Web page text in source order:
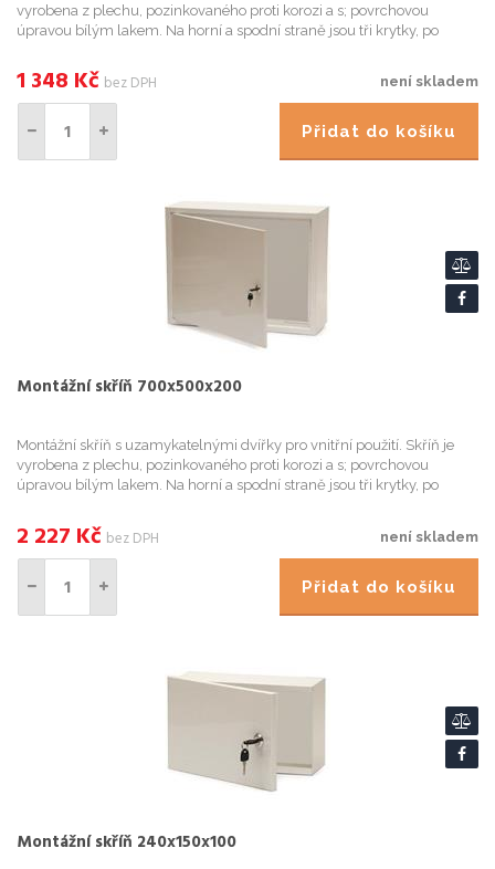
vyrobena z plechu, pozinkovaného proti korozi a s; povrchovou
úpravou bílým lakem. Na horní a spodní straně jsou tři krytky, po
není skladem
1 348 Kč bez DPH
Přidat do košíku
Montážní skříň 700x500x200
Montážní skříň s uzamykatelnými dvířky pro vnitřní použití. Skříň je
vyrobena z plechu, pozinkovaného proti korozi a s; povrchovou
úpravou bílým lakem. Na horní a spodní straně jsou tři krytky, po
není skladem
2 227 Kč bez DPH
Přidat do košíku
Montážní skříň 240x150x100